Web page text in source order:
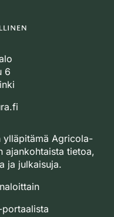
6
ylläpitämä Agricola-
ajankohtaista tietoa,
ja julkaisuja.